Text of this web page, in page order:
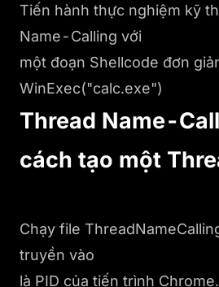
Tiến hành thực nghiệm kỹ
Name-Calling với
một đoạn Shellcode đơn
WinExec("calc.exe")
Thread Name-
cách tạo một
Chạy file
truyền vào
là PID của tiến trình